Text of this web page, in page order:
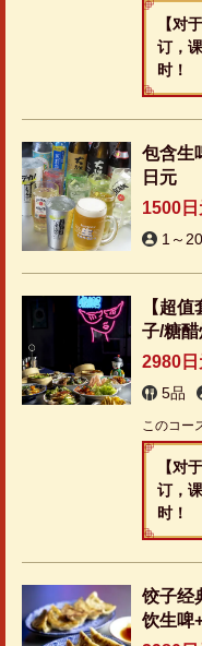
【对
订，
时！
包含生
日元
1500日
1～
【超
子/糖
元
2980日
5品
このコー
【对
订，
时！
饺子经
饮生啤